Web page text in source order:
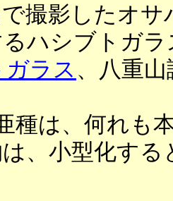
撮影したオ
ハシブトガ
ラス 、八重
種は、何れも
、小型化す